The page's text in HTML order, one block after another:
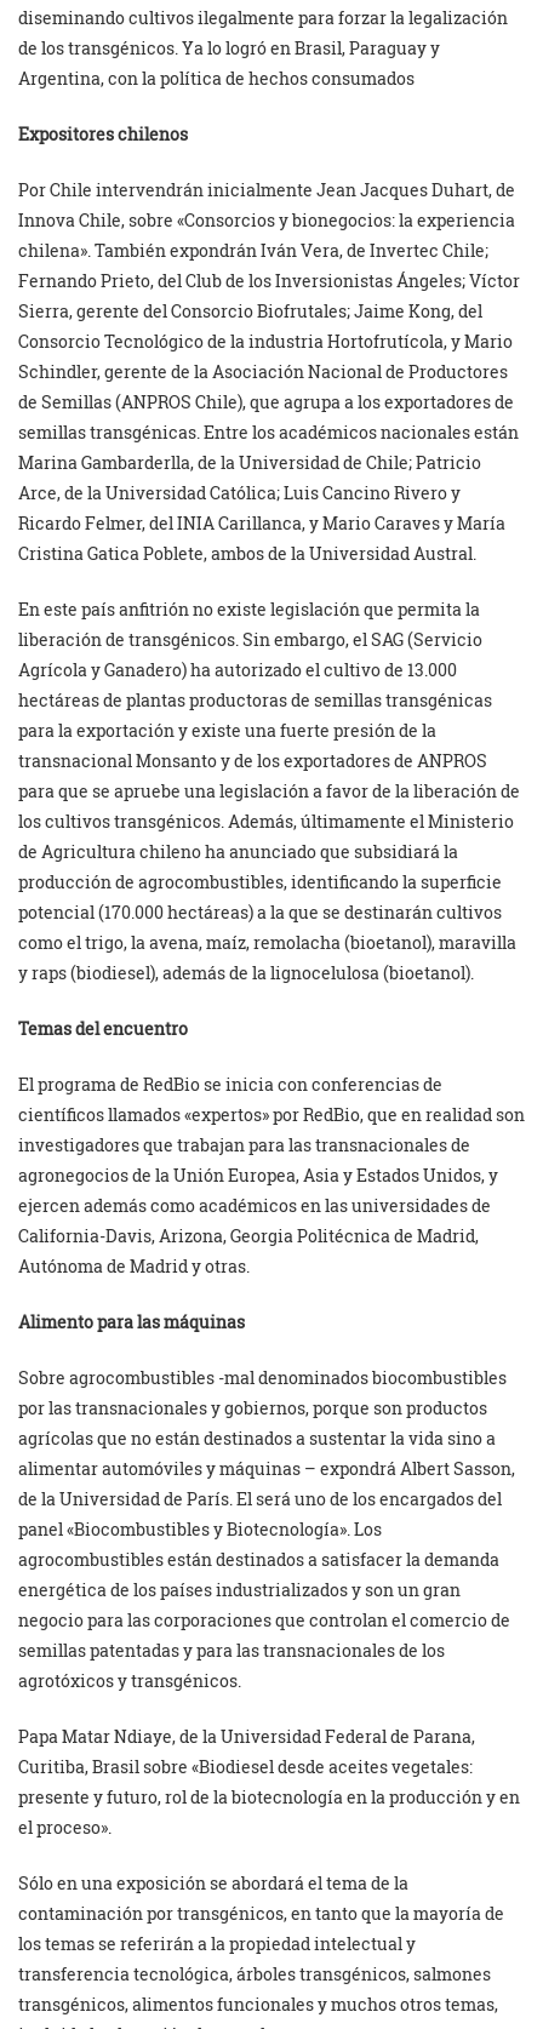
diseminando cultivos ilegalmente para forzar la legalización
de los transgénicos. Ya lo logró en Brasil, Paraguay y
Argentina, con la política de hechos consumados
Expositores chilenos
Por Chile intervendrán inicialmente Jean Jacques Duhart, de
Innova Chile, sobre «Consorcios y bionegocios: la experiencia
chilena». También expondrán Iván Vera, de Invertec Chile;
Fernando Prieto, del Club de los Inversionistas Ángeles; Víctor
Sierra, gerente del Consorcio Biofrutales; Jaime Kong, del
Consorcio Tecnológico de la industria Hortofrutícola, y Mario
Schindler, gerente de la Asociación Nacional de Productores
de Semillas (ANPROS Chile), que agrupa a los exportadores de
semillas transgénicas. Entre los académicos nacionales están
Marina Gambarderlla, de la Universidad de Chile; Patricio
Arce, de la Universidad Católica; Luis Cancino Rivero y
Ricardo Felmer, del INIA Carillanca, y Mario Caraves y María
Cristina Gatica Poblete, ambos de la Universidad Austral.
En este país anfitrión no existe legislación que permita la
liberación de transgénicos. Sin embargo, el SAG (Servicio
Agrícola y Ganadero) ha autorizado el cultivo de 13.000
hectáreas de plantas productoras de semillas transgénicas
para la exportación y existe una fuerte presión de la
transnacional Monsanto y de los exportadores de ANPROS
para que se apruebe una legislación a favor de la liberación de
los cultivos transgénicos. Además, últimamente el Ministerio
de Agricultura chileno ha anunciado que subsidiará la
producción de agrocombustibles, identificando la superficie
potencial (170.000 hectáreas) a la que se destinarán cultivos
como el trigo, la avena, maíz, remolacha (bioetanol), maravilla
y raps (biodiesel), además de la lignocelulosa (bioetanol).
Temas del encuentro
El programa de RedBio se inicia con conferencias de
científicos llamados «expertos» por RedBio, que en realidad son
investigadores que trabajan para las transnacionales de
agronegocios de la Unión Europea, Asia y Estados Unidos, y
ejercen además como académicos en las universidades de
California-Davis, Arizona, Georgia Politécnica de Madrid,
Autónoma de Madrid y otras.
Alimento para las máquinas
Sobre agrocombustibles -mal denominados biocombustibles
por las transnacionales y gobiernos, porque son productos
agrícolas que no están destinados a sustentar la vida sino a
alimentar automóviles y máquinas – expondrá Albert Sasson,
de la Universidad de París. El será uno de los encargados del
panel «Biocombustibles y Biotecnología». Los
agrocombustibles están destinados a satisfacer la demanda
energética de los países industrializados y son un gran
negocio para las corporaciones que controlan el comercio de
semillas patentadas y para las transnacionales de los
agrotóxicos y transgénicos.
Papa Matar Ndiaye, de la Universidad Federal de Parana,
Curitiba, Brasil sobre «Biodiesel desde aceites vegetales:
presente y futuro, rol de la biotecnología en la producción y en
el proceso».
Sólo en una exposición se abordará el tema de la
contaminación por transgénicos, en tanto que la mayoría de
los temas se referirán a la propiedad intelectual y
transferencia tecnológica, árboles transgénicos, salmones
transgénicos, alimentos funcionales y muchos otros temas,